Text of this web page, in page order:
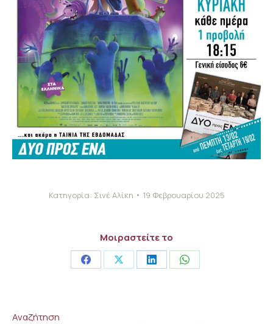
Κατηγορία: Σινέ Αλίκη 19 Φεβρουαρίου 2025
Μοιραστείτε το
Share Share Share Share
Αναζήτηση